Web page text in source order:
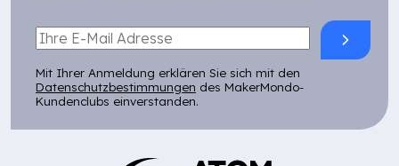
Mit Ihrer Anmeldung erklären Sie sich mit den
Datenschutzbestimmungen des MakerMondo-
Kundenclubs einverstanden.